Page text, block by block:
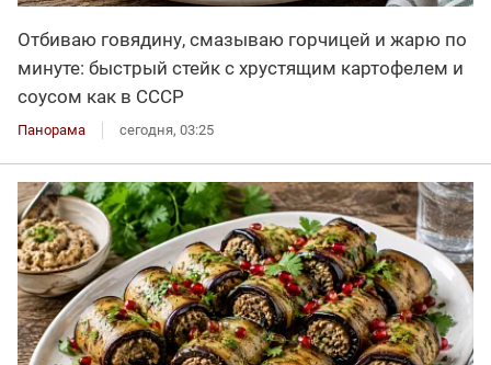
Отбиваю говядину, смазываю горчицей и жарю по
минуте: быстрый стейк с хрустящим картофелем и
соусом как в СССР
Панорама сегодня, 03:25